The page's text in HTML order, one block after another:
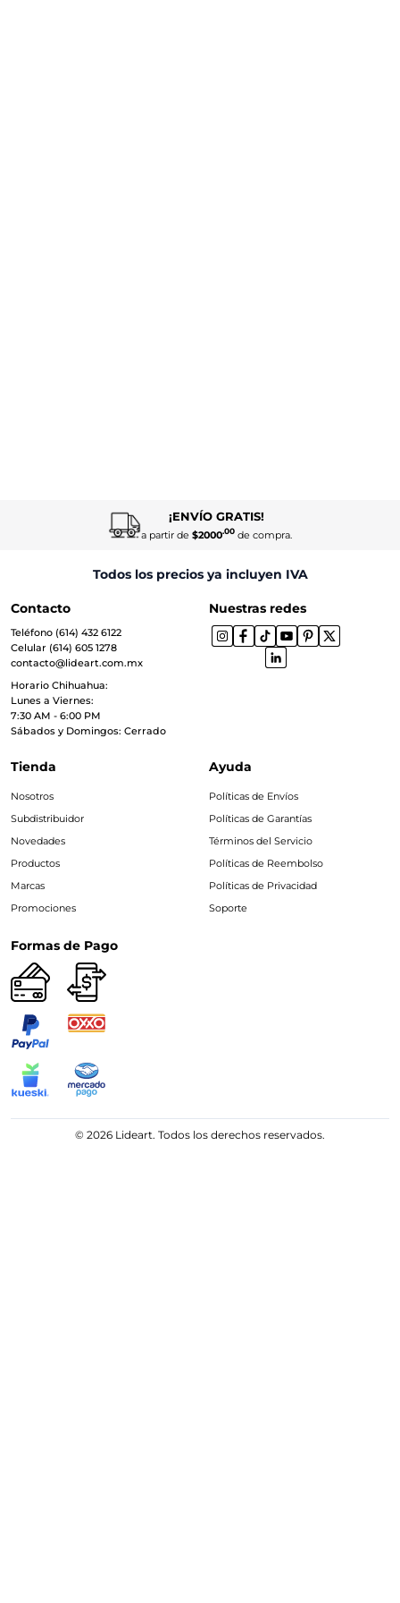
¡ENVÍO GRATIS!
a partir de $2000.00de compra.
Todos los precios ya incluyen IVA
Contacto
Teléfono (614) 432 6122
Celular (614) 605 1278
contacto@lideart.com.mx
Horario Chihuahua:
Lunes a Viernes:
7:30 AM - 6:00 PM
Sábados y Domingos: Cerrado
Nuestras redes
Tienda
Nosotros
Subdistribuidor
Novedades
Productos
Marcas
Promociones
Ayuda
Políticas de Envíos
Políticas de Garantías
Términos del Servicio
Políticas de Reembolso
Políticas de Privacidad
Soporte
Formas de Pago
© 2026 Lideart. Todos los derechos reservados.